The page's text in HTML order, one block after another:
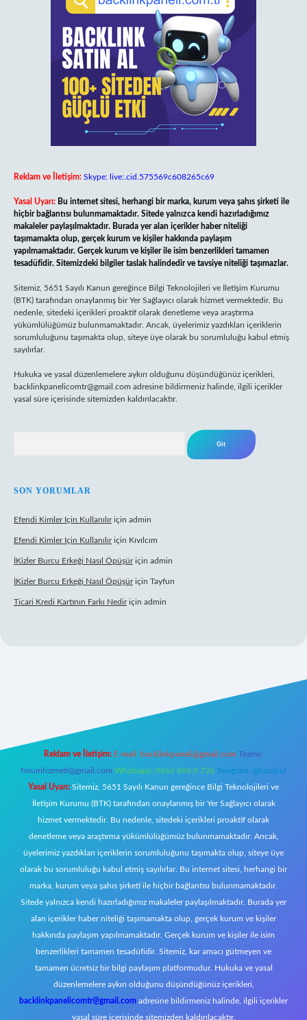
Reklam ve İletişim: Skype: live:.cid.575569c608265c69
Yasal Uyarı: Bu internet sitesi, herhangi bir marka, kurum veya şahıs şirketi ile
hiçbir bağlantısı bulunmamaktadır. Sitede yalnızca kendi hazırladığımız
makaleler paylaşılmaktadır. Burada yer alan içerikler haber niteliği
taşımamakta olup, gerçek kurum ve kişiler hakkında paylaşım
yapılmamaktadır. Gerçek kurum ve kişiler ile isim benzerlikleri tamamen
tesadüfidir. Sitemizdeki bilgiler taslak halindedir ve tavsiye niteliği taşımazlar.
Sitemiz, 5651 Sayılı Kanun gereğince Bilgi Teknolojileri ve İletişim Kurumu
(BTK) tarafından onaylanmış bir Yer Sağlayıcı olarak hizmet vermektedir. Bu
nedenle, sitedeki içerikleri proaktif olarak denetleme veya araştırma
yükümlülüğümüz bulunmamaktadır. Ancak, üyelerimiz yazdıkları içeriklerin
sorumluluğunu taşımakta olup, siteye üye olarak bu sorumluluğu kabul etmiş
sayılırlar.
Hukuka ve yasal düzenlemelere aykırı olduğunu düşündüğünüz içerikleri,
backlinkpanelicomtr@gmail.com adresine bildirmeniz halinde, ilgili içerikler
yasal süre içerisinde sitemizden kaldırılacaktır.
SON YORUMLAR
Efendi Kimler Için Kullanılıriçin admin
Efendi Kimler Için Kullanılıriçin Kıvılcım
İKizler Burcu Erkeği Nasıl Öpüşüriçin admin
İKizler Burcu Erkeği Nasıl Öpüşüriçin Tayfun
Ticari Kredi Kartının Farkı Nediriçin admin
Reklam ve İletişim: E-mail: backlinkpaneli@gmail.com Teams:
forumhizmeti@gmail.com Whatsapp: 0262 606 0 726 Telegram: @karabul
Yasal Uyarı: Sitemiz, 5651 Sayılı Kanun gereğince Bilgi Teknolojileri ve
İletişim Kurumu (BTK) tarafından onaylanmış bir Yer Sağlayıcı olarak
hizmet vermektedir. Bu nedenle, sitedeki içerikleri proaktif olarak
denetleme veya araştırma yükümlülüğümüz bulunmamaktadır. Ancak,
üyelerimiz yazdıkları içeriklerin sorumluluğunu taşımakta olup, siteye üye
olarak bu sorumluluğu kabul etmiş sayılırlar. Bu internet sitesi, herhangi bir
marka, kurum veya şahıs şirketi ile hiçbir bağlantısı bulunmamaktadır.
Sitede yalnızca kendi hazırladığımız makaleler paylaşılmaktadır. Burada yer
alan içerikler haber niteliği taşımamakta olup, gerçek kurum ve kişiler
hakkında paylaşım yapılmamaktadır. Gerçek kurum ve kişiler ile isim
benzerlikleri tamamen tesadüfidir. Sitemiz, kar amacı gütmeyen ve
tamamen ücretsiz bir bilgi paylaşım platformudur. Hukuka ve yasal
düzenlemelere aykırı olduğunu düşündüğünüz içerikleri,
backlinkpanelicomtr@gmail.com adresine bildirmeniz halinde, ilgili içerikler
yasal süre içerisinde sitemizden kaldırılacaktır.